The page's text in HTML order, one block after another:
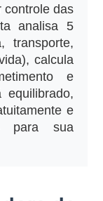
controle das
analisa 5
transporte,
calcula
e
e
para sua